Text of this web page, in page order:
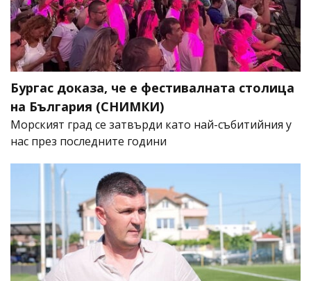
Бургас доказа, че е фестивалната столица
на България (СНИМКИ)
Морският град се затвърди като най-събитийния у
нас през последните години